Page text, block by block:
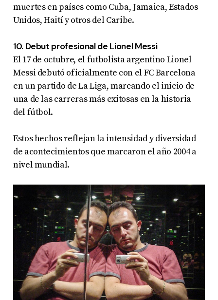
muertes en países como Cuba, Jamaica, Estados
Unidos, Haití y otros del Caribe.
10. Debut profesional de Lionel Messi
El 17 de octubre, el futbolista argentino Lionel
Messi debutó oficialmente con el FC Barcelona
en un partido de La Liga, marcando el inicio de
una de las carreras más exitosas en la historia
del fútbol.
Estos hechos reflejan la intensidad y diversidad
de acontecimientos que marcaron el año 2004 a
nivel mundial.